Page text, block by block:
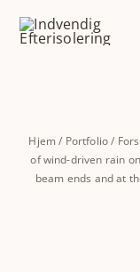
Hjem / Portfolio/
of wind-driven rain
beam ends and at